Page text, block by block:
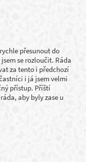
přesunout do
se rozloučit. Ráda
za tento i předchozí
i já jsem velmi
přístup. Příští
aby byly zase u